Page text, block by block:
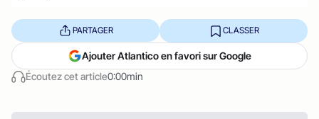
Écoutez cet article0:00min
PARTAGER CLASSER
Ajouter Atlantico en favori sur Google